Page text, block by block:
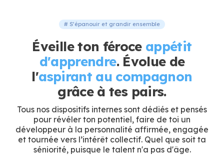
# S’épanouir et grandir ensemble
Éveille ton féroce appétit
d'apprendre. Évolue de
l'aspirant au compagnon
grâce à tes pairs.
Tous nos dispositifs internes sont dédiés et pensés
pour révéler ton potentiel, faire de toi un
développeur à la personnalité affirmée, engagée
et tournée vers l’intérêt collectif. Quel que soit ta
séniorité, puisque le talent n'a pas d'âge.